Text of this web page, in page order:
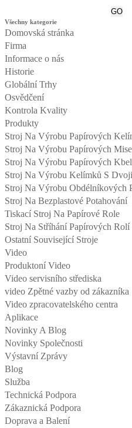
Všechny kategorie
Domovská stránka
Firma
Informace o nás
Historie
Globální Trhy
Osvědčení
Kontrola Kvality
Produkty
Stroj Na Výrobu Papírových
Stroj Na Výrobu Papírových
Stroj Na Výrobu Papírových
Stroj Na Výrobu Kelímků S
Stroj Na Výrobu Obdélníkových
Stroj Na Bezplastové Potahování
Tiskací Stroj Na Papírové Role
Stroj Na Stříhání Papírových Rolí
Ostatní Související Stroje
Video
Produktoní Video
Video servisního střediska
video Zpětné vazby od zákazníka
Video zpracovatelského centra
Aplikace
Novinky A Blog
Novinky Společnosti
Výstavní Zprávy
Blog
Služba
Technická Podpora
Zákaznická Podpora
Doprava a Balení